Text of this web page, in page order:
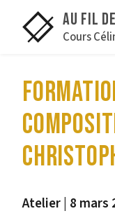
Au fil
Cours
INTERVENANTS
Atelier | 8 mars